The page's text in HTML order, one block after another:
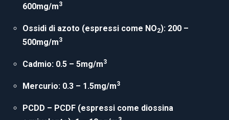
600mg/m3
Ossidi di azoto (espressi come NO2): 200 –
500mg/m3
Cadmio: 0.5 – 5mg/m3
Mercurio: 0.3 – 1.5mg/m3
PCDD – PCDF (espressi come diossina